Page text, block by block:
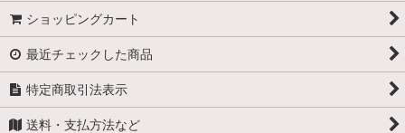
ショッピングカート
最近チェックした商品
特定商取引法表示
送料・支払方法など